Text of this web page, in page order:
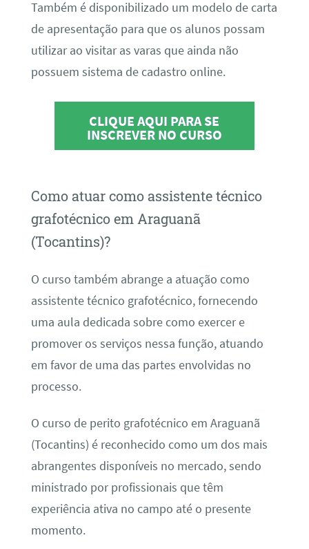
Também é disponibilizado um modelo de carta
de apresentação para que os alunos possam
utilizar ao visitar as varas que ainda não
possuem sistema de cadastro online.
CLIQUE AQUI PARA SE
INSCREVER NO CURSO
Como atuar como assistente técnico
grafotécnico em Araguanã
(Tocantins)?
O curso também abrange a atuação como
assistente técnico grafotécnico, fornecendo
uma aula dedicada sobre como exercer e
promover os serviços nessa função, atuando
em favor de uma das partes envolvidas no
processo.
O curso de perito grafotécnico em Araguanã
(Tocantins) é reconhecido como um dos mais
abrangentes disponíveis no mercado, sendo
ministrado por profissionais que têm
experiência ativa no campo até o presente
momento.